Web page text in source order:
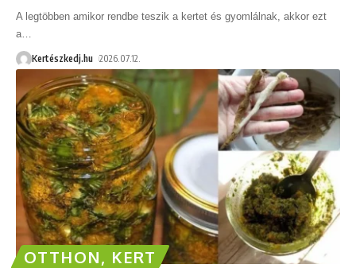
A legtöbben amikor rendbe teszik a kertet és gyomlálnak, akkor ezt
a
Kertészkedj.hu 2026.07.12.
OTTHON, KERT